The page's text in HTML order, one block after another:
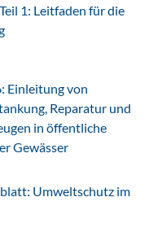
1: Leitfaden für die
Einleitung von
Reparatur und
in öffentliche
Gewässer
Umweltschutz im